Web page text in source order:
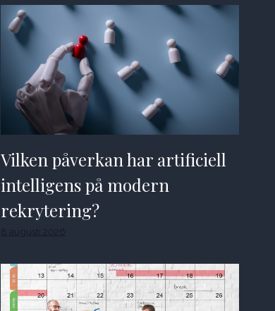
Vilken påverkan har artificiell
intelligens på modern
rekrytering?
8 augusti 2026